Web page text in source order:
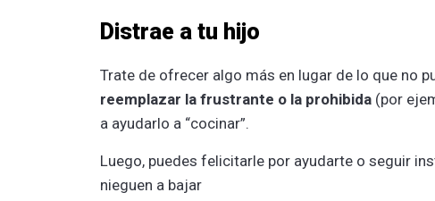
Distrae a tu hijo
Trate de ofrecer algo más en lugar de lo que no
reemplazar la frustrante o la prohibida (por
a ayudarlo a “cocinar”.
Luego, puedes felicitarle por ayudarte o seguir
nieguen a bajar